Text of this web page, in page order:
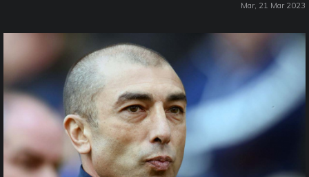
Mar, 21 Mar 2023